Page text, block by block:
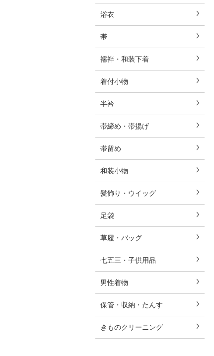
浴衣
帯
襦袢・和装下着
着付小物
半衿
帯締め・帯揚げ
帯留め
和装小物
髪飾り・ウイッグ
足袋
草履・バッグ
七五三・子供用品
男性着物
保管・収納・たんす
きものクリーニング